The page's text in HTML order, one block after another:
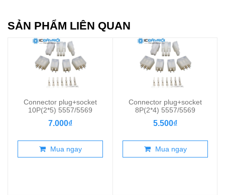
SẢN PHẨM LIÊN QUAN
Connector plug+socket
10P(2*5) 5557/5569
7.000₫
Mua ngay
Connector plug+socket
8P(2*4) 5557/5569
5.500₫
Mua ngay